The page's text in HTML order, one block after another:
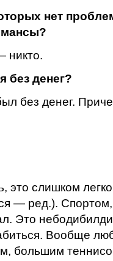
нет
никто.
без денег?
без денег.
это слишком
— ред.).
Это
Вообще
большим